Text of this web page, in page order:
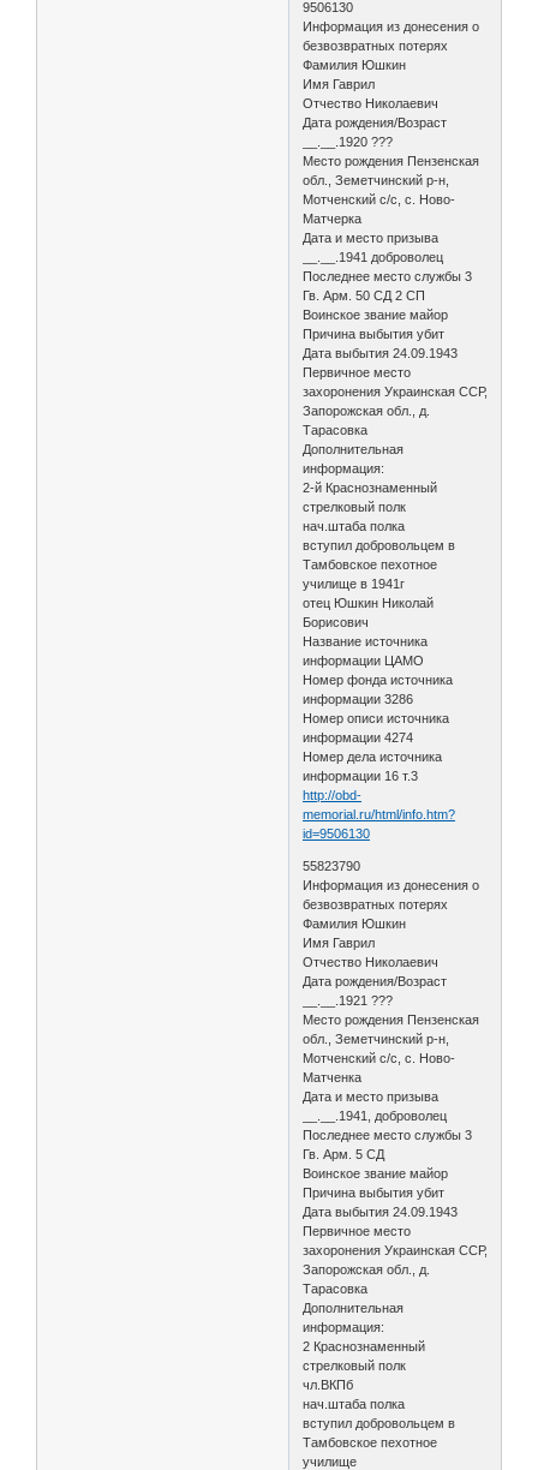
9506130
Информация из донесения о
безвозвратных потерях
Фамилия Юшкин
Имя Гаврил
Отчество Николаевич
Дата рождения/Возраст
__.__.1920 ???
Место рождения Пензенская
обл., Земетчинский р-н,
Мотченский с/с, с. Ново-
Матчерка
Дата и место призыва
__.__.1941 доброволец
Последнее место службы 3
Гв. Арм. 50 СД 2 СП
Воинское звание майор
Причина выбытия убит
Дата выбытия 24.09.1943
Первичное место
захоронения Украинская ССР,
Запорожская обл., д.
Тарасовка
Дополнительная
информация:
2-й Краснознаменный
стрелковый полк
нач.штаба полка
вступил добровольцем в
Тамбовское пехотное
училище в 1941г
отец Юшкин Николай
Борисович
Название источника
информации ЦАМО
Номер фонда источника
информации 3286
Номер описи источника
информации 4274
Номер дела источника
информации 16 т.3
http://obd-
memorial.ru/html/info.htm?
id=9506130
55823790
Информация из донесения о
безвозвратных потерях
Фамилия Юшкин
Имя Гаврил
Отчество Николаевич
Дата рождения/Возраст
__.__.1921 ???
Место рождения Пензенская
обл., Земетчинский р-н,
Мотченский с/с, с. Ново-
Матченка
Дата и место призыва
__.__.1941, доброволец
Последнее место службы 3
Гв. Арм. 5 СД
Воинское звание майор
Причина выбытия убит
Дата выбытия 24.09.1943
Первичное место
захоронения Украинская ССР,
Запорожская обл., д.
Тарасовка
Дополнительная
информация:
2 Краснознаменный
стрелковый полк
чл.ВКПб
нач.штаба полка
вступил добровольцем в
Тамбовское пехотное
училище